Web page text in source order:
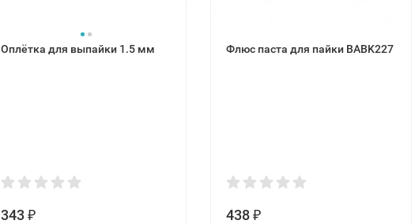
Оплётка для выпайки 1.5 мм
343 ₽
Флюс паста для пайки BABK227
438 ₽